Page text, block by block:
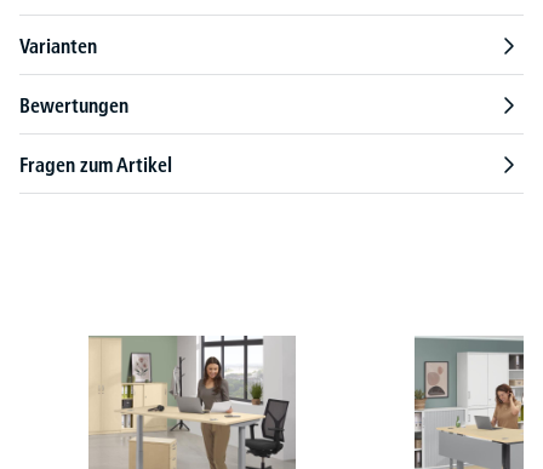
Varianten
Bewertungen
Fragen zum Artikel